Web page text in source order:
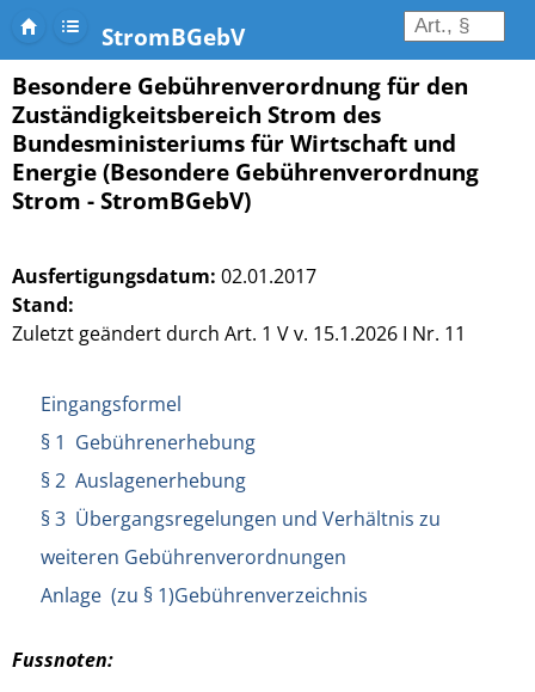
StromBGebV
Besondere Gebührenverordnung für den
Zuständigkeitsbereich Strom des
Bundesministeriums für Wirtschaft und
Energie (Besondere Gebührenverordnung
Strom - StromBGebV)
Ausfertigungsdatum: 02.01.2017
Stand:
Zuletzt geändert durch Art. 1 V v. 15.1.2026 I Nr. 11
Eingangsformel
§ 1 Gebührenerhebung
§ 2 Auslagenerhebung
§ 3 Übergangsregelungen und Verhältnis zu
weiteren Gebührenverordnungen
Anlage (zu § 1)Gebührenverzeichnis
Fussnoten: